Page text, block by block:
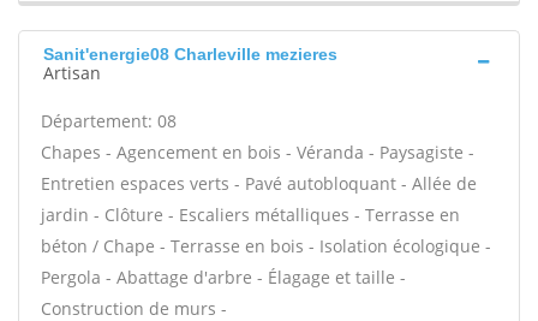
Sanit'energie08 Charleville mezieres
Artisan
Département: 08
Chapes - Agencement en bois - Véranda - Paysagiste -
Entretien espaces verts - Pavé autobloquant - Allée de
jardin - Clôture - Escaliers métalliques - Terrasse en
béton / Chape - Terrasse en bois - Isolation écologique -
Pergola - Abattage d'arbre - Élagage et taille -
Construction de murs -